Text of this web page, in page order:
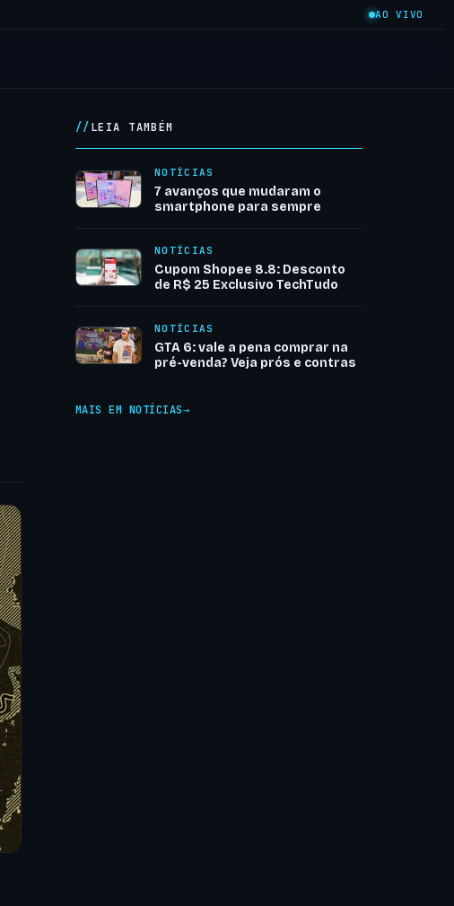
AO VIVO
LEIA TAMBÉM
NOTÍCIAS
7 avanços que mudaram o
smartphone para sempre
NOTÍCIAS
Cupom Shopee 8.8: Desconto
de R$ 25 Exclusivo TechTudo
NOTÍCIAS
GTA 6: vale a pena comprar na
pré-venda? Veja prós e contras
MAIS EM NOTÍCIAS